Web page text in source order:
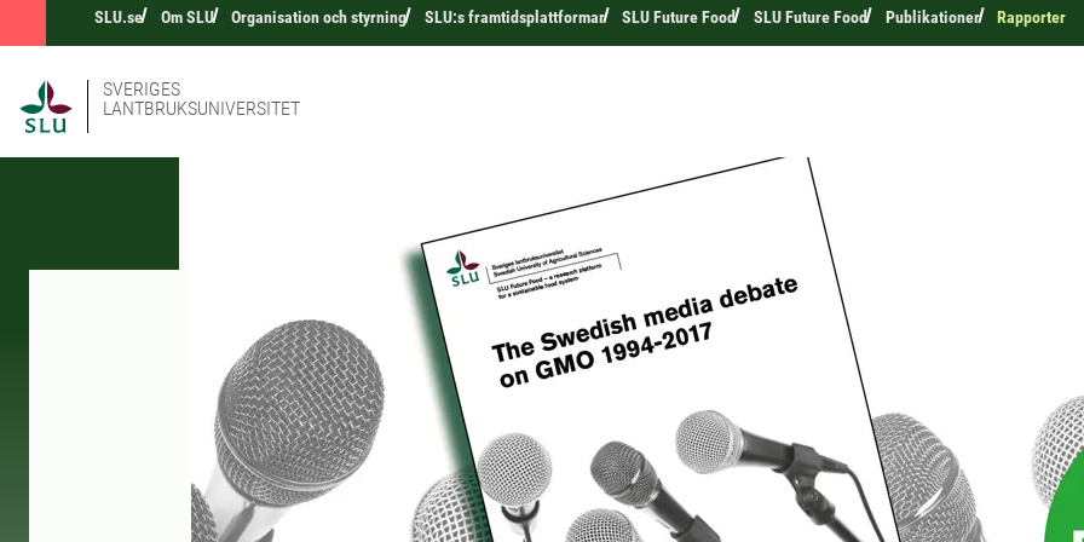
SLU.se Om SLU Organisation och styrning SLU:s framtidsplattformar SLU Future Food SLU Future Food Publikationer Rapporter
SVERIGES
LANTBRUKSUNIVERSITET